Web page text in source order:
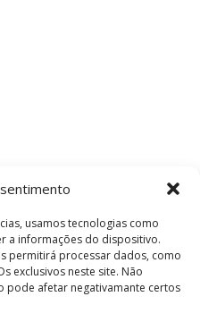
usamos tecnologias como
a informações do dispositivo.
permitirá processar dados, como
exclusivos neste site. Não
pode afetar negativamante certos